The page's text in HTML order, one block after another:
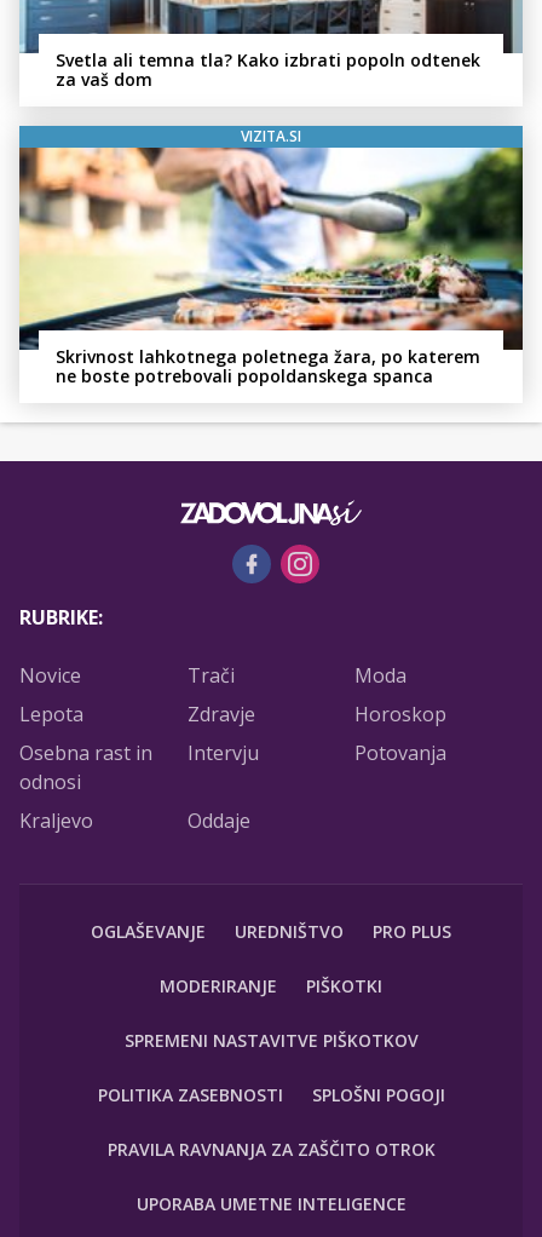
Svetla ali temna tla? Kako izbrati popoln odtenek
za vaš dom
VIZITA.SI
Skrivnost lahkotnega poletnega žara, po katerem
ne boste potrebovali popoldanskega spanca
RUBRIKE:
Novice Trači
Moda
Lepota
Zdravje
Horoskop
Osebna rast in
odnosi
Intervju Potovanja
Kraljevo Oddaje
OGLAŠEVANJE UREDNIŠTVO PRO PLUS
MODERIRANJE PIŠKOTKI
SPREMENI NASTAVITVE PIŠKOTKOV
POLITIKA ZASEBNOSTI SPLOŠNI POGOJI
PRAVILA RAVNANJA ZA ZAŠČITO OTROK
UPORABA UMETNE INTELIGENCE